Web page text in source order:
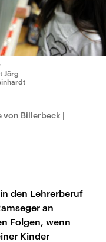
Jörg
von Billerbeck |
den Lehrerberuf
an
Folgen, wenn
Kinder